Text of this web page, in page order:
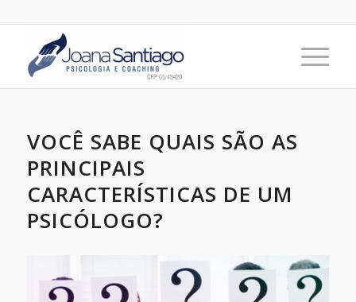
VOCÊ SABE QUAIS SÃO AS
PRINCIPAIS
CARACTERÍSTICAS DE UM
PSICÓLOGO?